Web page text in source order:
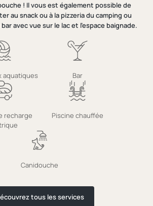
! Il vous est également possible de
au snack ou à la pizzeria du camping ou
avec vue sur le lac et l’espace baignade.
aquatiques Bar
Piscine chauffée
Canidouche
tous les services